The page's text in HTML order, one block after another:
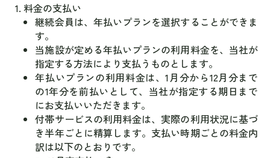
料金の支払い
継続会員は、年払いプランを選択することができま
す。
当施設が定める年払いプランの利用料金を、当社が
指定する方法により支払うものとします。
年払いプランの利用料金は、1月分から12月分まで
の1年分を前払いとして、当社が指定する期日まで
にお支払いいただきます。
付帯サービスの利用料金は、実際の利用状況に基づ
き半年ごとに精算します。支払い時期ごとの料金内
訳は以下のとおりです。